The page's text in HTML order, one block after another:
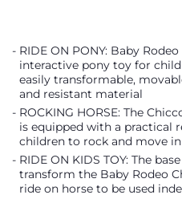
RIDE ON PONY: Baby
interactive pony toy for
easily transformable,
and resistant material
ROCKING HORSE: The
is equipped with a practical
children to rock and move
RIDE ON KIDS TOY: The
transform the Baby Rodeo
ride on horse to be used